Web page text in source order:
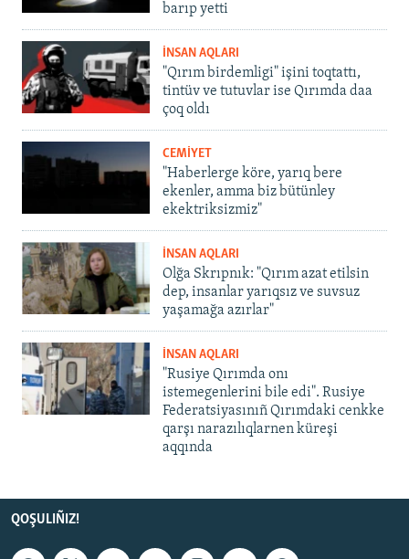
barıp yetti
İNSAN AQLARI
"Qırım birdemligi" işini toqtattı,
tintüv ve tutuvlar ise Qırımda daa
çoq oldı
CEMİYET
"Haberlerge köre, yarıq bere
ekenler, amma biz bütünley
ekektriksizmiz"
İNSAN AQLARI
Olğa Skrıpnık: "Qırım azat etilsin
dep, insanlar yarıqsız ve suvsuz
yaşamağa azırlar"
İNSAN AQLARI
"Rusiye Qırımda onı
istemegenlerini bile edi". Rusiye
Federatsiyasınıñ Qırımdaki cenkke
qarşı narazılıqlarnen küreşi
aqqında
QOŞULIÑIZ!